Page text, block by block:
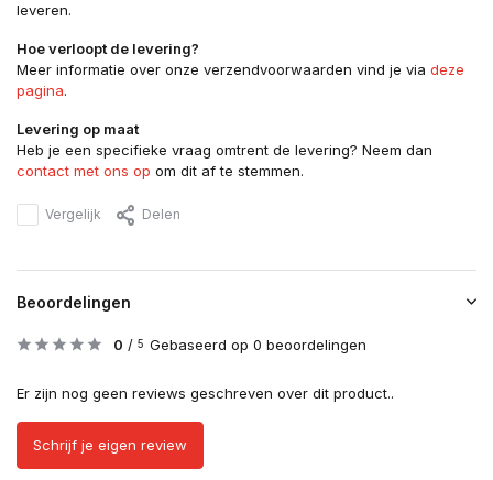
leveren.
Hoe verloopt de levering?
Meer informatie over onze verzendvoorwaarden vind je via deze
pagina.
Levering op maat
Heb je een specifieke vraag omtrent de levering? Neem dan
contact met ons op om dit af te stemmen.
Vergelijk Delen
Beoordelingen
0 / 5 Gebaseerd op 0 beoordelingen
Er zijn nog geen reviews geschreven over dit product..
Schrijf je eigen review